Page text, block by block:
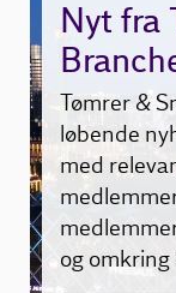
Nyt fra
Tømrer &
løbende
med
og